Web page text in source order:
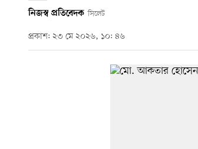
নিজস্ব প্রতিবেদক সিলেট
প্রকাশ: ২৩ মে ২০২৬, ১০: ৪৬